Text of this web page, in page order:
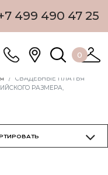
499 490 47 25
0
СВАДЕБНЫЕ ПЛАТЬЯ
РАЗМЕРА,